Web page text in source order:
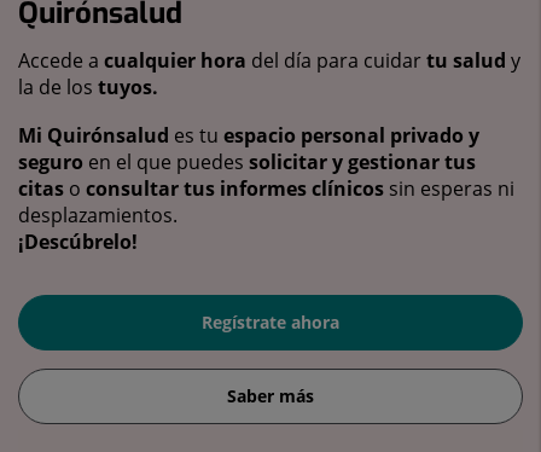
Quirónsalud
Accede a cualquier hora del día para cuidartu salud y
la de los tuyos.
Mi Quirónsalud es tu espacio personal privado y
seguro en el que puedes solicitar y gestionar tus
citas o consultar tus informes clínicos sin esperas ni
desplazamientos.
¡Descúbrelo!
Regístrate ahora
Saber más